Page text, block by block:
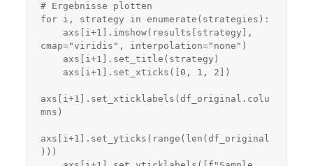
# Ergebnisse plotten
for i, strategy in enumerate(strategies):
cmap="viridis", interpolation="none")
axs[i+1].set_xticklabels(df_original.colu
mns)
axs[i+1].set_yticks(range(len(df_original
)))